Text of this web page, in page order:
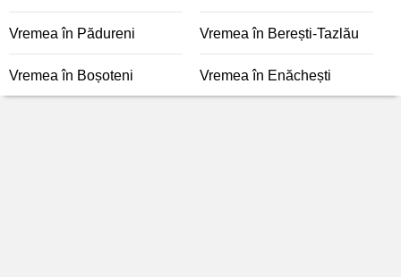
Vremea în Pădureni Vremea în Berești-Tazlău
Vremea în Boșoteni Vremea în Enăchești